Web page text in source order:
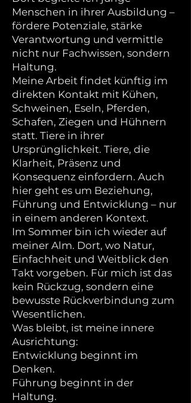
Menschen in ihrer Ausbildung –
fördere Potenziale, stärke
Verantwortung und vermittle
nicht nur Fachwissen, sondern
Haltung.
Meine Arbeit findet künftig im
direkten Kontakt mit Kühen,
Schweinen, Eseln, Pferden,
Schafen, Ziegen und Hühnern
statt. Tiere in ihrer
Ursprünglichkeit. Tiere, die
Klarheit, Präsenz und
Konsequenz einfordern. Auch
hier geht es um Beziehung,
Führung und Entwicklung – nur
in einem anderen Kontext.
Im Sommer bin ich wieder auf
meiner Alm. Dort, wo Natur,
Einfachheit und Weitblick den
Takt vorgeben. Für mich ist das
kein Rückzug, sondern eine
bewusste Rückverbindung zum
Wesentlichen.
Was bleibt, ist meine innere
Ausrichtung:
Entwicklung beginnt im
Denken.
Führung beginnt in der
Haltung.